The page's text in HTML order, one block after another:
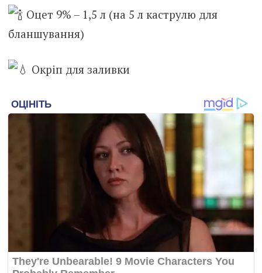
Оцет 9% – 1,5 л (на 5 л каструлю для
бланшування)
Окріп для заливки